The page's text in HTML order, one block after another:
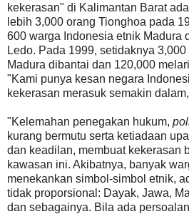
kekerasan" di Kalimantan Barat
lebih 3,000 orang Tionghoa pada
600 warga Indonesia etnik Madura
Ledo. Pada 1999, setidaknya
Madura dibantai dan 120,000
"Kami punya kesan negara
kekerasan merasuk semakin
"Kelemahan penegakan hukum,
kurang bermutu serta ketiadaan
dan keadilan, membuat kekerasan
kawasan ini. Akibatnya, banyak
menekankan simbol-simbol etnik,
tidak proporsional: Dayak, Jawa,
dan sebagainya. Bila ada